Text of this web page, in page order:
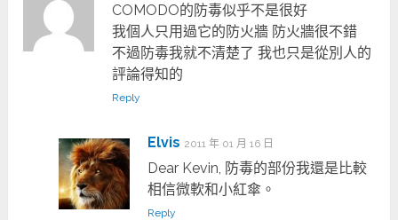
COMODO的防毒似乎不是很好
我個人只用過它的防火牆 防火牆很不錯
不過防毒我就不清楚了 我也只是從別人的
評論得知的
Reply
Elvis 2011 年 01 月 16 日
Dear Kevin, 防毒的部份我還是比較
相信微軟和小紅傘。
Reply